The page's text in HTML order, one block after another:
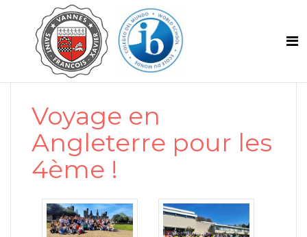
Voyage en
Angleterre pour les
4ème !